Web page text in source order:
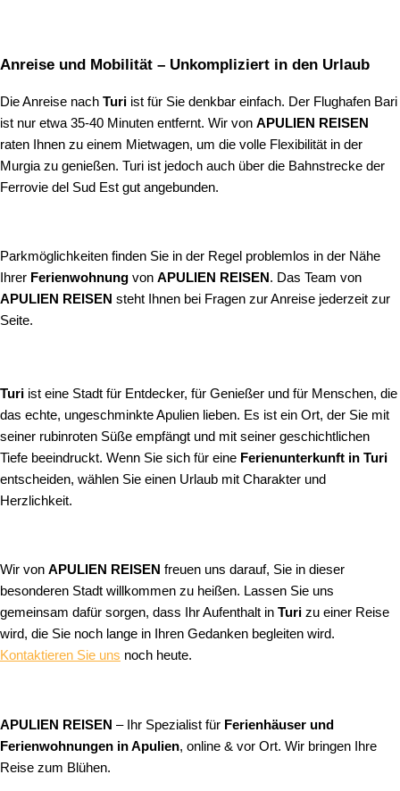
Anreise und Mobilität – Unkompliziert in den Urlaub
Die Anreise nach Turi ist für Sie denkbar einfach. Der Flughafen Bari
ist nur etwa 35-40 Minuten entfernt. Wir von APULIEN REISEN
raten Ihnen zu einem Mietwagen, um die volle Flexibilität in der
Murgia zu genießen. Turi ist jedoch auch über die Bahnstrecke der
Ferrovie del Sud Est gut angebunden.
Parkmöglichkeiten finden Sie in der Regel problemlos in der Nähe
Ihrer Ferienwohnung von APULIEN REISEN . Das Team von
APULIEN REISEN steht Ihnen bei Fragen zur Anreise jederzeit zur
Seite.
Turi ist eine Stadt für Entdecker, für Genießer und für Menschen, die
das echte, ungeschminkte Apulien lieben. Es ist ein Ort, der Sie mit
seiner rubinroten Süße empfängt und mit seiner geschichtlichen
Tiefe beeindruckt. Wenn Sie sich für eine Ferienunterkunft in Turi
entscheiden, wählen Sie einen Urlaub mit Charakter und
Herzlichkeit.
Wir von APULIEN REISEN freuen uns darauf, Sie in dieser
besonderen Stadt willkommen zu heißen. Lassen Sie uns
gemeinsam dafür sorgen, dass Ihr Aufenthalt in Turi zu einer Reise
wird, die Sie noch lange in Ihren Gedanken begleiten wird.
Kontaktieren Sie uns noch heute.
APULIEN REISEN – Ihr Spezialist für Ferienhäuser und
Ferienwohnungen in Apulien, online & vor Ort. Wir bringen Ihre
Reise zum Blühen.